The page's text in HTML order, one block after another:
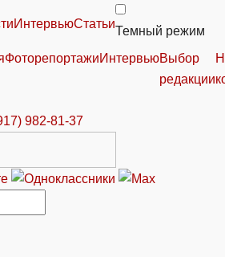
ИнтервьюСтатьи
Темный режим
ФоторепортажиИнтервьюВыбор
редакции
982-81-37